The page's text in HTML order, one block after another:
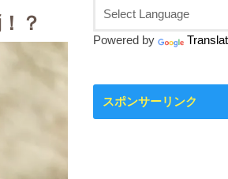
？
Powered by
スポンサーリンク